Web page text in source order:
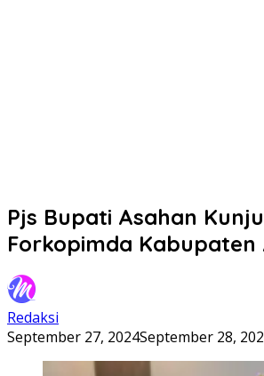
Pjs Bupati Asahan
Forkopimda Kabupaten
Redaksi
September 27, 2024September 28,